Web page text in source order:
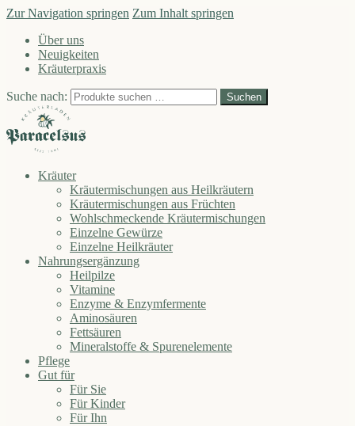
Zur Navigation springen Zum Inhalt springen
Über uns
Neuigkeiten
Kräuterpraxis
Suche nach: Suchen
Kräuter
Kräutermischungen aus Heilkräutern
Kräutermischungen aus Früchten
Wohlschmeckende Kräutermischungen
Einzelne Gewürze
Einzelne Heilkräuter
Nahrungsergänzung
Heilpilze
Vitamine
Enzyme & Enzymfermente
Aminosäuren
Fettsäuren
Mineralstoffe & Spurenelemente
Pflege
Gut für
Für Sie
Für Kinder
Für Ihn